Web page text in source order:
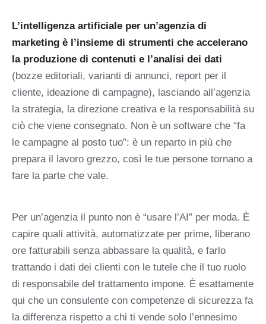
L’intelligenza artificiale per un’agenzia di
marketing è l’insieme di strumenti che accelerano
la produzione di contenuti e l’analisi dei dati
(bozze editoriali, varianti di annunci, report per il
cliente, ideazione di campagne), lasciando all’agenzia
la strategia, la direzione creativa e la responsabilità su
ciò che viene consegnato. Non è un software che “fa
le campagne al posto tuo”: è un reparto in più che
prepara il lavoro grezzo, così le tue persone tornano a
fare la parte che vale.
Per un’agenzia il punto non è “usare l’AI” per moda. È
capire quali attività, automatizzate per prime, liberano
ore fatturabili senza abbassare la qualità, e farlo
trattando i dati dei clienti con le tutele che il tuo ruolo
di responsabile del trattamento impone. È esattamente
qui che un consulente con competenze di sicurezza fa
la differenza rispetto a chi ti vende solo l’ennesimo